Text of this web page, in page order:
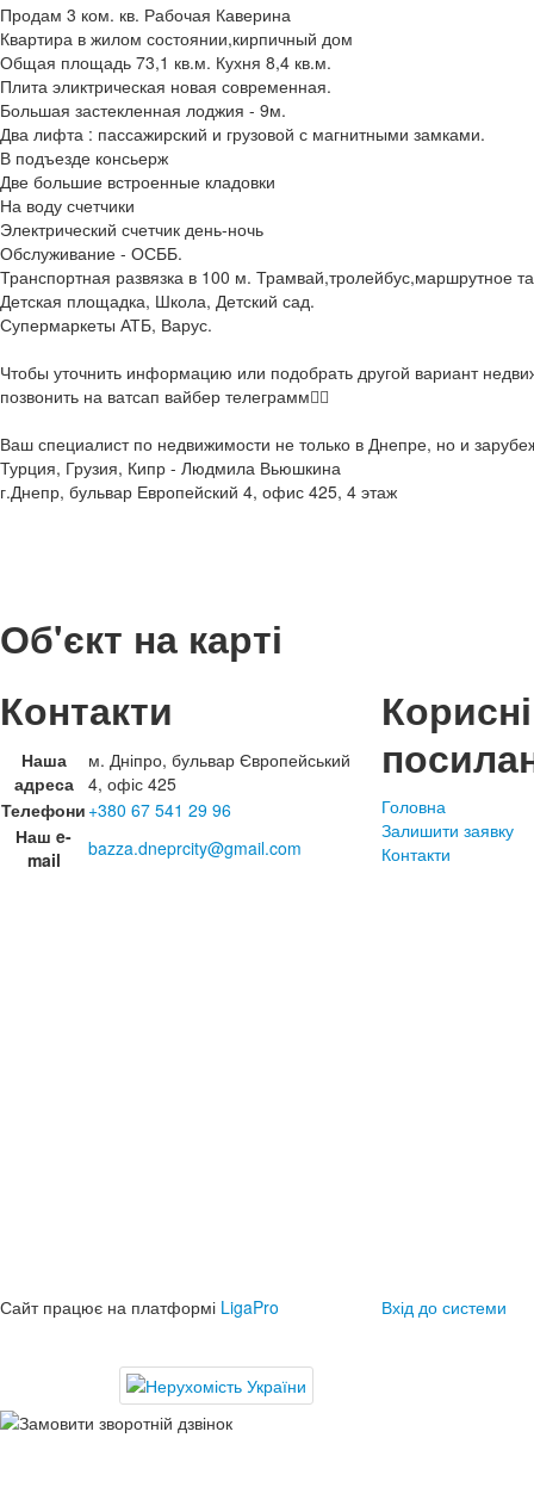
Продам 3 ком. кв. Рабочая Каверина
Квартира в жилом состоянии,кирпичный дом
Общая площадь 73,1 кв.м. Кухня 8,4 кв.м.
Плита эликтрическая новая современная.
Большая застекленная лоджия - 9м.
Два лифта : пассажирский и грузовой с магнитными замками.
В подъезде консьерж
Две большие встроенные кладовки
На воду счетчики
Электрический счетчик день-ночь
Обслуживание - ОСББ.
Транспортная развязка в 100 м. Трамвай,тролейбус,маршрутное
Детская площадка, Школа, Детский сад.
Супермаркеты АТБ, Варус.
Чтобы уточнить информацию или подобрать другой вариант
позвонить на ватсап вайбер телеграмм👇🏻
Ваш специалист по недвижимости не только в Днепре, но и
Турция, Грузия, Кипр - Людмила Вьюшкина
г.Днепр, бульвар Европейский 4, офис 425, 4 этаж
Об'єкт на карті
Контакти
Наша
адреса
м. Дніпро, бульвар Європейський
4, офіс 425
Телефони +380 67 541 29 96
Наш e-
mail
bazza.dneprcity@gmail.com
Корисні
Головна
Залишити заявку
Контакти
Сайт працює на платформі LigaPro Вхід до системи